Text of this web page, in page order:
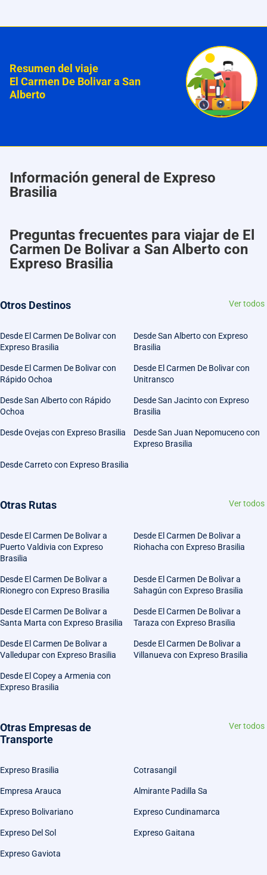
Resumen del viaje
El Carmen De Bolivar a San
Alberto
Información general de Expreso
Brasilia
Preguntas frecuentes para viajar de El
Carmen De Bolivar a San Alberto con
Expreso Brasilia
Otros Destinos Ver todos
Desde El Carmen De Bolivar con
Expreso Brasilia
Desde San Alberto con Expreso
Brasilia
Desde El Carmen De Bolivar con
Rápido Ochoa
Desde El Carmen De Bolivar con
Unitransco
Desde San Alberto con Rápido
Ochoa
Desde San Jacinto con Expreso
Brasilia
Desde Ovejas con Expreso Brasilia
Desde San Juan Nepomuceno con
Expreso Brasilia
Desde Carreto con Expreso Brasilia
Otras Rutas Ver todos
Desde El Carmen De Bolivar a
Puerto Valdivia con Expreso
Brasilia
Desde El Carmen De Bolivar a
Riohacha con Expreso Brasilia
Desde El Carmen De Bolivar a
Rionegro con Expreso Brasilia
Desde El Carmen De Bolivar a
Sahagún con Expreso Brasilia
Desde El Carmen De Bolivar a
Santa Marta con Expreso Brasilia
Desde El Carmen De Bolivar a
Taraza con Expreso Brasilia
Desde El Carmen De Bolivar a
Valledupar con Expreso Brasilia
Desde El Carmen De Bolivar a
Villanueva con Expreso Brasilia
Desde El Copey a Armenia con
Expreso Brasilia
Otras Empresas de
Transporte
Ver todos
Expreso Brasilia Cotrasangil
Empresa Arauca Almirante Padilla Sa
Expreso Bolivariano Expreso Cundinamarca
Expreso Del Sol Expreso Gaitana
Expreso Gaviota